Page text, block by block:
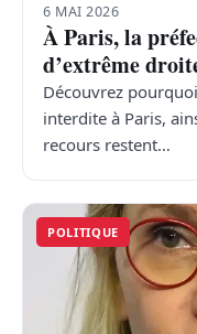
6 MAI 2026
À Paris, la
d’extrême
Découvrez
interdite à Paris,
recours restent…
POLITIQUE